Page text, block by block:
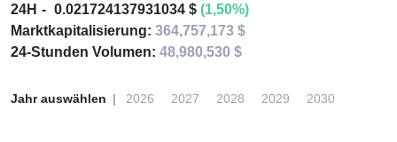
24H 0.021724137931034 $ (1,50%)
Marktkapitalisierung: 364,757,173 $
24-Stunden Volumen: 48,980,530 $
Jahr auswählen 2026 2027 2028 2029 2030